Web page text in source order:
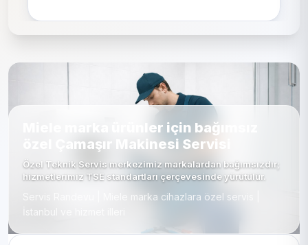
Miele marka ürünler için bağımsız
özel Çamaşır Makinesi Servisi
Özel Teknik Servis merkezimiz markalardan bağımsızdır;
hizmetlerimiz TSE standartları çerçevesinde yürütülür.
Servis Randevu | Miele marka cihazlara özel servis |